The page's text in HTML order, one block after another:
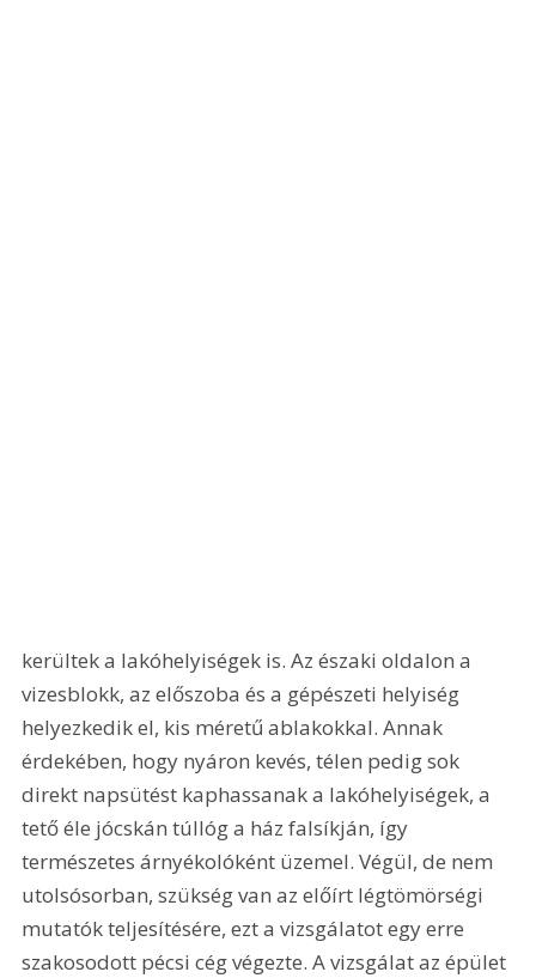
kerültek a lakóhelyiségek is. Az északi oldalon a
vizesblokk, az előszoba és a gépészeti helyiség
helyezkedik el, kis méretű ablakokkal. Annak
érdekében, hogy nyáron kevés, télen pedig sok
direkt napsütést kaphassanak a lakóhelyiségek, a
tető éle jócskán túllóg a ház falsíkján, így
természetes árnyékolóként üzemel. Végül, de nem
utolsósorban, szükség van az előírt légtömörségi
mutatók teljesítésére, ezt a vizsgálatot egy erre
szakosodott pécsi cég végezte. A vizsgálat az épület